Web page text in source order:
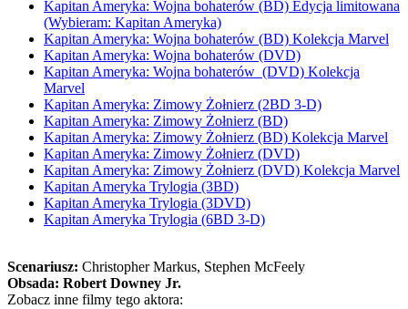
Kapitan Ameryka: Wojna bohaterów (BD) Edycja limitowana
(Wybieram: Kapitan Ameryka)
Kapitan Ameryka: Wojna bohaterów (BD) Kolekcja Marvel
Kapitan Ameryka: Wojna bohaterów (DVD)
Kapitan Ameryka: Wojna bohaterów (DVD) Kolekcja
Marvel
Kapitan Ameryka: Zimowy Żołnierz (2BD 3-D)
Kapitan Ameryka: Zimowy Żołnierz (BD)
Kapitan Ameryka: Zimowy Żołnierz (BD) Kolekcja Marvel
Kapitan Ameryka: Zimowy Żołnierz (DVD)
Kapitan Ameryka: Zimowy Żołnierz (DVD) Kolekcja Marvel
Kapitan Ameryka Trylogia (3BD)
Kapitan Ameryka Trylogia (3DVD)
Kapitan Ameryka Trylogia (6BD 3-D)
Scenariusz: Christopher Markus, Stephen McFeely
Obsada: Robert Downey Jr.
Zobacz inne filmy tego aktora: